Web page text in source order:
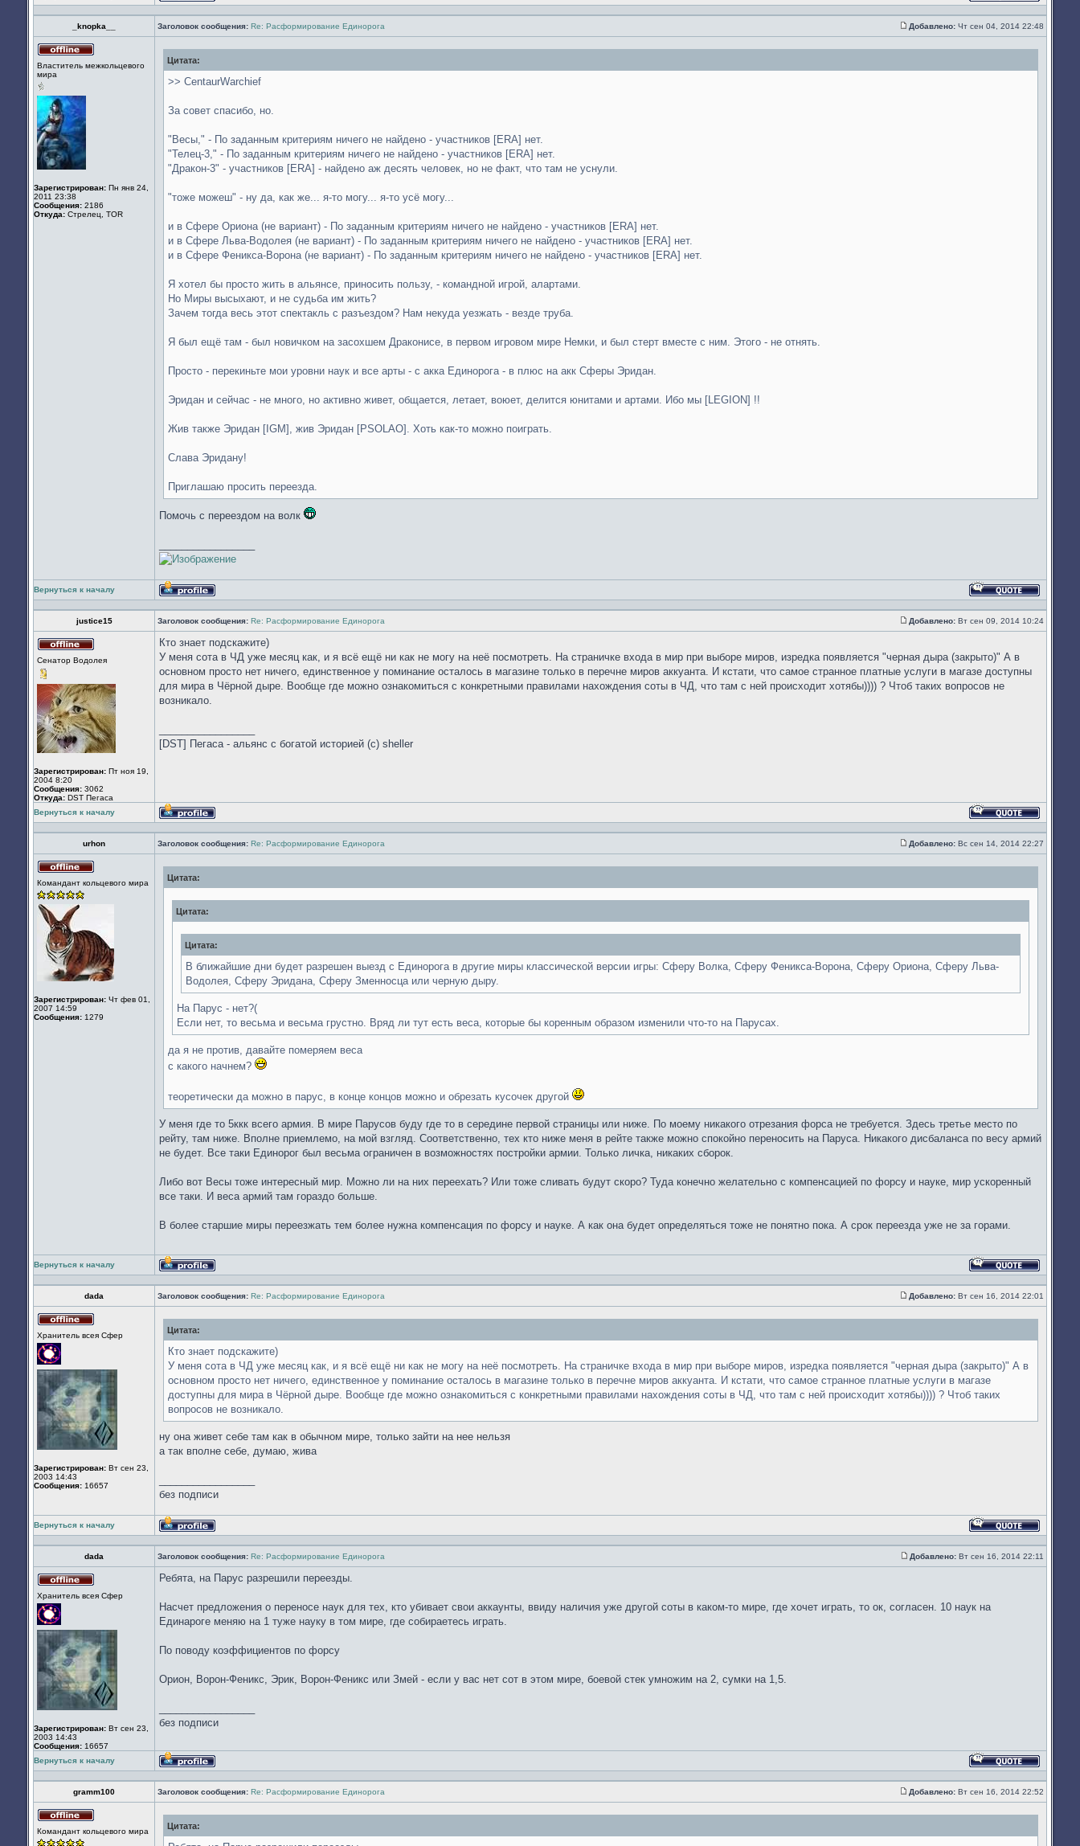
Профиль
Ответить
с
цитатой
_knopka__ Заголовок сообщения: Re: Расформирование Единорога
Сообщение
Добавлено: Чт сен 04, 2014 22:48
в
Властитель межкольцевого
мира
Зарегистрирован: Пн янв 24,
2011 23:38
Сообщения: 2186
Откуда: Стрелец, TOR
Цитата:
>> CentaurWarchief
За совет спасибо, но.
"Весы," - По заданным критериям ничего не найдено - участников [ERA] нет.
"Телец-3," - По заданным критериям ничего не найдено - участников [ERA] нет.
"Дракон-3" - участников [ERA] - найдено аж десять человек, но не факт, что там не уснули.
"тоже можеш" - ну да, как же... я-то могу... я-то усё могу...
и в Сфере Ориона (не вариант) - По заданным критериям ничего не найдено - участников [ERA] нет.
и в Сфере Льва-Водолея (не вариант) - По заданным критериям ничего не найдено - участников [ERA] нет.
и в Сфере Феникса-Ворона (не вариант) - По заданным критериям ничего не найдено - участников [ERA] нет.
Я хотел бы просто жить в альянсе, приносить пользу, - командной игрой, алартами.
Но Миры высыхают, и не судьба им жить?
Зачем тогда весь этот спектакль с разъездом? Нам некуда уезжать - везде труба.
Я был ещё там - был новичком на засохшем Драконисе, в первом игровом мире Немки, и был стерт вместе с ним. Этого - не отнять.
Просто - перекиньте мои уровни наук и все арты - с акка Единорога - в плюс на акк Сферы Эридан.
Эридан и сейчас - не много, но активно живет, общается, летает, воюет, делится юнитами и артами. Ибо мы [LEGION] !!
Жив также Эридан [IGM], жив Эридан [PSOLAO]. Хоть как-то можно поиграть.
Слава Эридану!
Приглашаю просить переезда.
Помочь с переездом на волк
Вернуться к началу
Профиль
Ответить
с
цитатой
justice15 Заголовок сообщения: Re: Расформирование Единорога
Сообщение
Добавлено: Вт сен 09, 2014 10:24
в
Сенатор Водолея
Зарегистрирован: Пт ноя 19,
2004 8:20
Сообщения: 3062
Откуда: DST Пегаса
Кто знает подскажите)
У меня сота в ЧД уже месяц как, и я всё ещё ни как не могу на неё посмотреть. На страничке входа в мир при выборе миров, изредка появляется "черная дыра (закрыто)" А в
основном просто нет ничего, единственное у поминание осталось в магазине только в перечне миров аккуанта. И кстати, что самое странное платные услуги в магазе доступны
для мира в Чёрной дыре. Вообще где можно ознакомиться с конкретными правилами нахождения соты в ЧД, что там с ней происходит хотябы)))) ? Чтоб таких вопросов не
возникало.
[DST] Пегаса - альянс с богатой историей (c) sheller
Вернуться к началу
Профиль
Ответить
с
цитатой
urhon Заголовок сообщения: Re: Расформирование Единорога
Сообщение
Добавлено: Вс сен 14, 2014 22:27
в
Командант кольцевого мира
Зарегистрирован: Чт фев 01,
2007 14:59
Сообщения: 1279
Цитата:
Цитата:
Цитата:
В ближайшие дни будет разрешен выезд с Единорога в другие миры классической версии игры: Сферу Волка, Сферу Феникса-Ворона, Сферу Ориона, Сферу Льва-
Водолея, Сферу Эридана, Сферу Зменносца или черную дыру.
На Парус - нет?(
Если нет, то весьма и весьма грустно. Вряд ли тут есть веса, которые бы коренным образом изменили что-то на Парусах.
да я не против, давайте померяем веса
с какого начнем?
теоретически да можно в парус, в конце концов можно и обрезать кусочек другой
У меня где то 5ккк всего армия. В мире Парусов буду где то в середине первой страницы или ниже. По моему никакого отрезания форса не требуется. Здесь третье место по
рейту, там ниже. Вполне приемлемо, на мой взгляд. Соответственно, тех кто ниже меня в рейте также можно спокойно переносить на Паруса. Никакого дисбаланса по весу армий
не будет. Все таки Единорог был весьма ограничен в возможностях постройки армии. Только личка, никаких сборок.
Либо вот Весы тоже интересный мир. Можно ли на них переехать? Или тоже сливать будут скоро? Туда конечно желательно с компенсацией по форсу и науке, мир ускоренный
все таки. И веса армий там гораздо больше.
В более старшие миры переезжать тем более нужна компенсация по форсу и науке. А как она будет определяться тоже не понятно пока. А срок переезда уже не за горами.
Вернуться к началу
Профиль
Ответить
с
цитатой
dada Заголовок сообщения: Re: Расформирование Единорога
Сообщение
Добавлено: Вт сен 16, 2014 22:01
в
Хранитель всея Cфер
Зарегистрирован: Вт сен 23,
2003 14:43
Сообщения: 16657
Цитата:
Кто знает подскажите)
У меня сота в ЧД уже месяц как, и я всё ещё ни как не могу на неё посмотреть. На страничке входа в мир при выборе миров, изредка появляется "черная дыра (закрыто)" А в
основном просто нет ничего, единственное у поминание осталось в магазине только в перечне миров аккуанта. И кстати, что самое странное платные услуги в магазе
доступны для мира в Чёрной дыре. Вообще где можно ознакомиться с конкретными правилами нахождения соты в ЧД, что там с ней происходит хотябы)))) ? Чтоб таких
вопросов не возникало.
ну она живет себе там как в обычном мире, только зайти на нее нельзя
а так вполне себе, думаю, жива
без подписи
Вернуться к началу
Профиль
Ответить
с
цитатой
dada Заголовок сообщения: Re: Расформирование Единорога
Сообщение
Добавлено: Вт сен 16, 2014 22:11
в
Хранитель всея Cфер
Зарегистрирован: Вт сен 23,
2003 14:43
Сообщения: 16657
Ребята, на Парус разрешили переезды.
Насчет предложения о переносе наук для тех, кто убивает свои аккаунты, ввиду наличия уже другой соты в каком-то мире, где хочет играть, то ок, согласен. 10 наук на
Единароге меняю на 1 туже науку в том мире, где собираетесь играть.
По поводу коэффициентов по форсу
Орион, Ворон-Феникс, Эрик, Ворон-Феникс или Змей - если у вас нет сот в этом мире, боевой стек умножим на 2, сумки на 1,5.
без подписи
Вернуться к началу
Профиль
Ответить
с
цитатой
gramm100 Заголовок сообщения: Re: Расформирование Единорога
Сообщение
Добавлено: Вт сен 16, 2014 22:52
в
Командант кольцевого мира
Цитата: